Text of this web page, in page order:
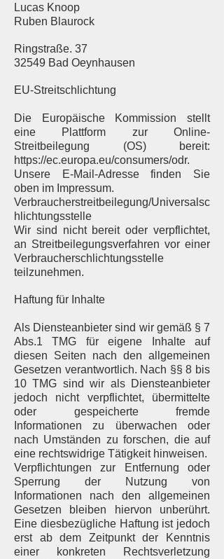
Lucas Knoop
Ruben Blaurock
Ringstraße. 37
32549 Bad Oeynhausen
EU-Streitschlichtung
Die Europäische Kommission stellt
eine Plattform zur Online-
Streitbeilegung (OS) bereit:
https://ec.europa.eu/consumers/odr.
Unsere E-Mail-Adresse finden Sie
oben im Impressum.
Verbraucherstreitbeilegung/Universalsc
hlichtungsstelle
Wir sind nicht bereit oder verpflichtet,
an Streitbeilegungsverfahren vor einer
Verbraucherschlichtungsstelle
teilzunehmen.
Haftung für Inhalte
Als Diensteanbieter sind wir gemäß § 7
Abs.1 TMG für eigene Inhalte auf
diesen Seiten nach den allgemeinen
Gesetzen verantwortlich. Nach §§ 8 bis
10 TMG sind wir als Diensteanbieter
jedoch nicht verpflichtet, übermittelte
oder gespeicherte fremde
Informationen zu überwachen oder
nach Umständen zu forschen, die auf
eine rechtswidrige Tätigkeit hinweisen.
Verpflichtungen zur Entfernung oder
Sperrung der Nutzung von
Informationen nach den allgemeinen
Gesetzen bleiben hiervon unberührt.
Eine diesbezügliche Haftung ist jedoch
erst ab dem Zeitpunkt der Kenntnis
einer konkreten Rechtsverletzung